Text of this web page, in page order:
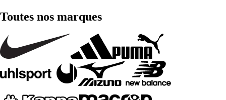
Toutes nos marques